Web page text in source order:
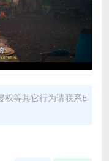
权等其它行为请联系E